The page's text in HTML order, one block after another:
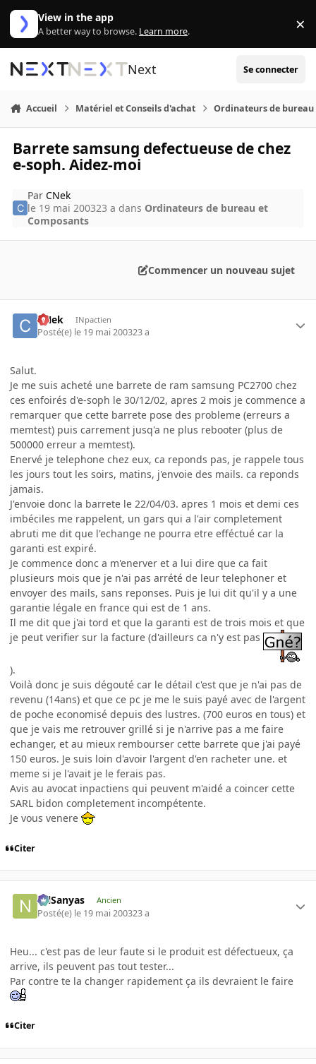
Aller au contenu
View in the app
A better way to browse. Learn more. ×
Next Se connecter
Accueil Matériel et Conseils d'achat Ordinateurs de bureau
Barrete samsung defectueuse de chez
e-soph. Aidez-moi
ParCNek
le 19 mai 200323 a dans Ordinateurs de bureau et
Composants
Commencer un nouveau sujet
CNek INpactien
Posté(e) le 19 mai 200323 a
Salut.
Je me suis acheté une barrete de ram samsung PC2700 chez
ces enfoirés d'e-soph le 30/12/02, apres 2 mois je commence a
remarquer que cette barrete pose des probleme (erreurs a
memtest) puis carrement jusq'a ne plus rebooter (plus de
500000 erreur a memtest).
Enervé je telephone chez eux, ca reponds pas, je rappele tous
les jours tout les soirs, matins, j'envoie des mails. ca reponds
jamais.
J'envoie donc la barrete le 22/04/03. apres 1 mois et demi ces
imbéciles me rappelent, un gars qui a l'air completement
abruti me dit que l'echange ne pourra etre efféctué car la
garanti est expiré.
Je commence donc a m'enerver et a lui dire que ca fait
plusieurs mois que je n'ai pas arrété de leur telephoner et
envoyer des mails, sans reponses. Puis je lui dit qu'il y a une
garantie légale en france qui est de 1 ans.
Il me dit que j'ai tord et que la garanti est de trois mois et que
je peut verifier sur la facture (d'ailleurs ca n'y est pas
).
Voilà donc je suis dégouté car le détail c'est que je n'ai pas de
revenu (14ans) et que ce pc je me le suis payé avec de l'argent
de poche economisé depuis des lustres. (700 euros en tous) et
que je vais me retrouver grillé si je n'arrive pas a me faire
echanger, et au mieux rembourser cette barrete que j'ai payé
150 euros. Je suis loin d'avoir l'argent d'en racheter une. et
meme si je l'avait je le ferais pas.
Avis au avocat inpactiens qui peuvent m'aidé a coincer cette
SARL bidon completement incompétente.
Je vous venere
Citer
NilSanyas Ancien
Posté(e) le 19 mai 200323 a
Heu... c'est pas de leur faute si le produit est défectueux, ça
arrive, ils peuvent pas tout tester...
Par contre te la changer rapidement ça ils devraient le faire
Citer